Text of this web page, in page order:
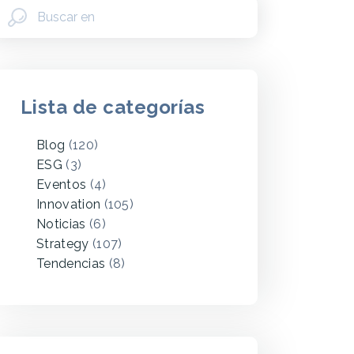
Lista de categorías
Blog (120)
ESG (3)
Eventos (4)
Innovation (105)
Noticias (6)
Strategy (107)
Tendencias (8)